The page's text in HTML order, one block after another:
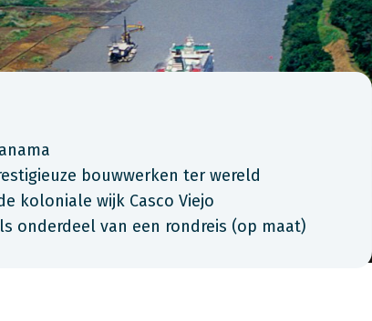
bouwwerken ter wereld
koloniale wijk Casco Viejo
onderdeel van een rondreis (op maat)